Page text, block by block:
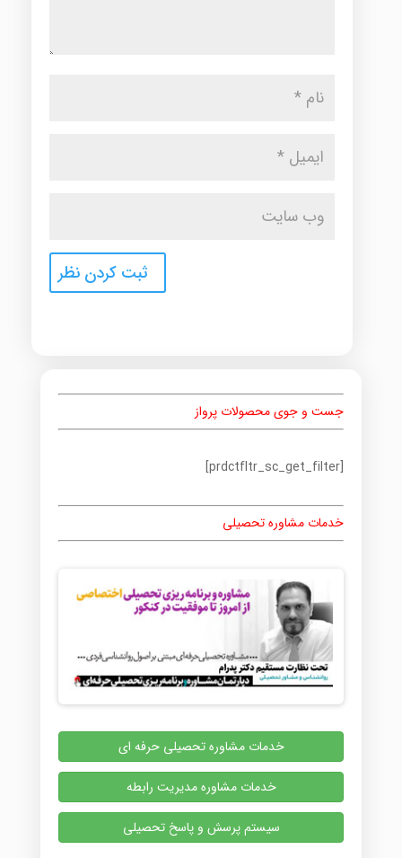
جست و جوی محصولات پرواز
[prdctfltr_sc_get_filter]
خدمات مشاوره تحصیلی
خدمات مشاوره تحصیلی حرفه ای
خدمات مشاوره مدیریت رابطه
سیستم پرسش و پاسخ تحصیلی